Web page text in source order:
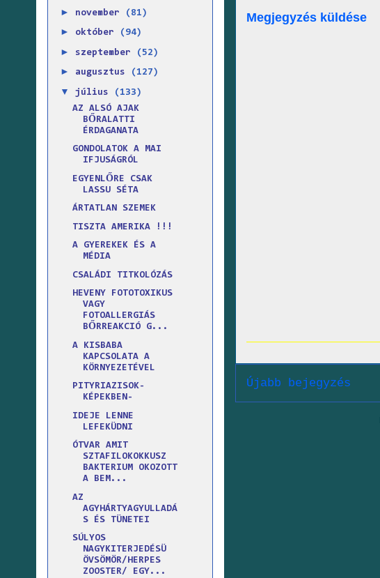
Megjegyzés küldése
Újabb bejegyzés
► november (81)
► október (94)
► szeptember (52)
► augusztus (127)
▼ július
(133)
AZ ALSÓ AJAK
BŐRALATTI
ÉRDAGANATA
GONDOLATOK A MAI
IFJUSÁGRÓL
EGYENLŐRE CSAK
LASSU SÉTA
ÁRTATLAN SZEMEK
TISZTA AMERIKA !!!
A GYEREKEK ÉS A
MÉDIA
CSALÁDI TITKOLÓZÁS
HEVENY FOTOTOXIKUS
VAGY
FOTOALLERGIÁS
BŐRREAKCIÓ G...
A KISBABA
KAPCSOLATA A
KÖRNYEZETÉVEL
PITYRIAZISOK-
KÉPEKBEN-
IDEJE LENNE
LEFEKÜDNI
ÓTVAR AMIT
SZTAFILOKOKKUSZ
BAKTERIUM OKOZOTT
A BEM...
AZ
AGYHÁRTYAGYULLADÁ
S ÉS TÜNETEI
SÚLYOS
NAGYKITERJEDÉSÜ
ÖVSÖMÖR/HERPES
ZOOSTER/ EGY...